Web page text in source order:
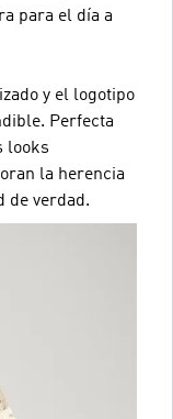
para el día a
y el logotipo
Perfecta
looks
la herencia
de verdad.